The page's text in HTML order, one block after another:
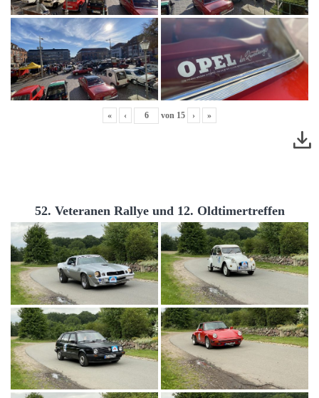
« ‹ von 15 › »
52. Veteranen Rallye und 12. Oldtimertreffen